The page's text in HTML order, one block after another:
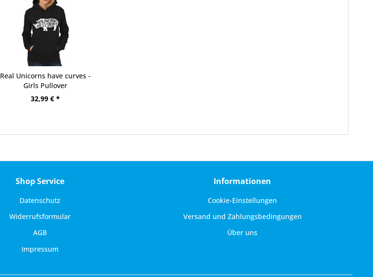
Real Unicorns have curves -
Girls Pullover
32,99 € *
Shop Service
Datenschutz
Widerrufsformular
AGB
Impressum
Informationen
Cookie-Einstellungen
Versand und Zahlungsbedingungen
Über uns